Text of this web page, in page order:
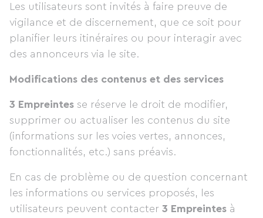
Les utilisateurs sont invités à faire preuve de
vigilance et de discernement, que ce soit pour
planifier leurs itinéraires ou pour interagir avec
des annonceurs via le site.
Modifications des contenus et des services
3 Empreintes se réserve le droit de modifier,
supprimer ou actualiser les contenus du site
(informations sur les voies vertes, annonces,
fonctionnalités, etc.) sans préavis.
En cas de problème ou de question concernant
les informations ou services proposés, les
utilisateurs peuvent contacter 3 Empreintes à